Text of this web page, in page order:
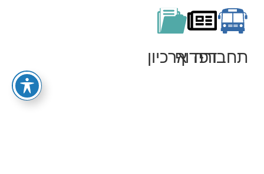
תחבורה
דפדוףארכיון